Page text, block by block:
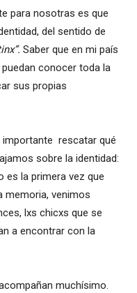
para nosotras es que
del sentido de
Saber que en mi país
conocer toda la
sus propias
importante rescatar qué
sobre la identidad:
es la primera vez que
memoria, venimos
lxs chicxs que se
a encontrar con la
muchísimo.